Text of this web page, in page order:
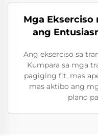
Mga Ekserciso
ang
Ang ekserciso sa
Kumpara sa mga
pagiging fit, mas
mas aktibo ang
plano